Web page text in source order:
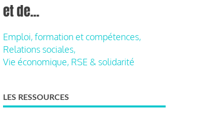
et de...
Emploi, formation et compétences,
Relations sociales,
Vie économique, RSE & solidarité
LES RESSOURCES